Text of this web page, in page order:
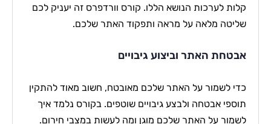
קלות לערכות הנושא הללו. קורס וורדפרס זה יעניק לכם
שליטה מלאה על מראה ותפקוד האתר שלכם.
אבטחת האתר וביצוע גיבויים
כדי לשמור על האתר שלכם מאובטח, חשוב מאוד להתקין
תוספי אבטחה ולבצע גיבויים שוטפים. בקורס נלמד איך
לשמור על האתר שלכם מוגן ומה לעשות במצבי חירום.